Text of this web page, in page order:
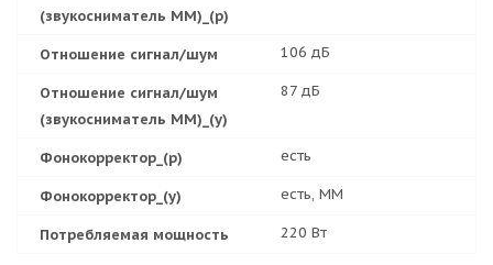
(звукосниматель MM)_(р)
Отношение сигнал/шум 106 дБ
Отношение сигнал/шум
(звукосниматель MM)_(у)
87 дБ
Фонокорректор_(р) есть
Фонокорректор_(у) есть, MM
Потребляемая мощность 220 Вт